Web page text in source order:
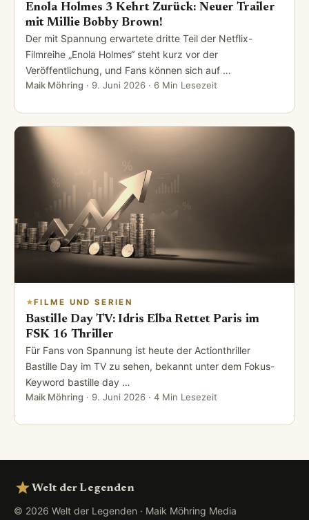
Enola Holmes 3 Kehrt Zurück: Neuer Trailer
mit Millie Bobby Brown!
Der mit Spannung erwartete dritte Teil der Netflix-
Filmreihe „Enola Holmes“ steht kurz vor der
Veröffentlichung, und Fans können sich auf …
Maik Möhring · 9. Juni 2026 · 6 Min Lesezeit
FILME UND SERIEN
Bastille Day TV: Idris Elba Rettet Paris im
FSK 16 Thriller
Für Fans von Spannung ist heute der Actionthriller
Bastille Day im TV zu sehen, bekannt unter dem Fokus-
Keyword bastille day …
Maik Möhring · 9. Juni 2026 · 4 Min Lesezeit
Welt der Legenden
© 2026 Welt der Legenden · Maik Möhring Media